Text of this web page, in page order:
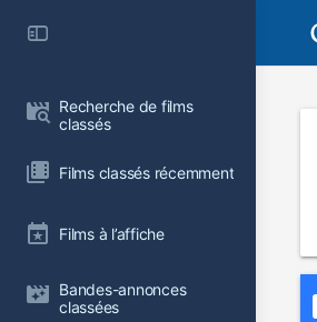
Recherche de films
classés
Films classés récemment
Films à l’affiche
Bandes-annonces
classées